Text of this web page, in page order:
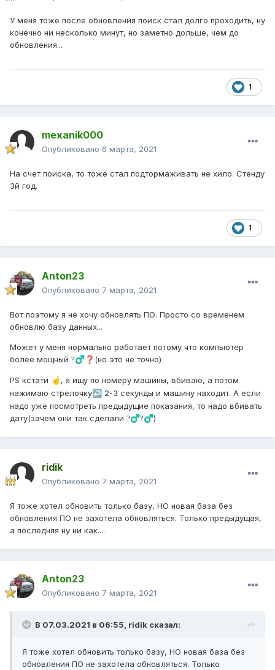
У меня тоже после обновления поиск стал долго проходить, ну
конечно ни несколько минут, но заметно дольше, чем до
обновления...
1
mexanik000
Опубликовано 6 марта, 2021
На счет поиска, то тоже стал подтормаживать не хило. Стенду
3й год.
1
Anton23
Опубликовано 7 марта, 2021
Вот поэтому я не хочу обновлять ПО. Просто со временем
обновлю базу данных...
Может у меня нормально работает потому что компьютер
более мощный ?‍♂️ ❓ (но это не точно)
PS кстати ☝️ , я ищу по номеру машины, вбиваю, а потом
нажимаю стрелочку↩️ 2-3 секунды и машину находит. А если
надо уже посмотреть предыдущие показания, то надо вбивать
дату(зачем они так сделали ?‍♂️?‍♂️)
ridik
Опубликовано 7 марта, 2021
Я тоже хотел обновить только базу, НО новая база без
обновления ПО не захотела обновляться. Только предыдущая,
а последняя ну ни как....
Anton23
Опубликовано 7 марта, 2021
В 07.03.2021 в 06:55, ridik сказал:
Я тоже хотел обновить только базу, НО новая база без
обновления ПО не захотела обновляться. Только